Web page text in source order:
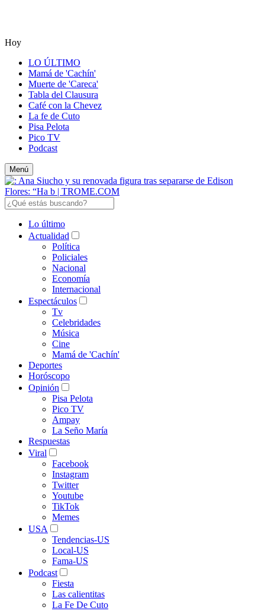
Hoy
LO ÚLTIMO
Mamá de 'Cachín'
Muerte de 'Careca'
Tabla del Clausura
Café con la Chevez
La fe de Cuto
Pisa Pelota
Pico TV
Podcast
Menú
Lo último
Actualidad
Política
Policiales
Nacional
Economía
Internacional
Espectáculos
Tv
Celebridades
Música
Cine
Mamá de 'Cachín'
Deportes
Horóscopo
Opinión
Pisa Pelota
Pico TV
Ampay
La Seño María
Respuestas
Viral
Facebook
Instagram
Twitter
Youtube
TikTok
Memes
USA
Tendencias-US
Local-US
Fama-US
Podcast
Fiesta
Las calientitas
La Fe De Cuto